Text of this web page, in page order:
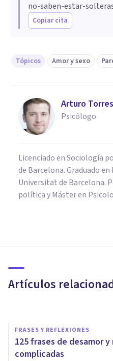
no-saben-estar-
Copiar cita
Tópicos Amor y sexo
Arturo Torres
Psicólogo
Licenciado en Sociología
de Barcelona. Graduado
Universitat de Barcelona.
política y Máster en
Artículos
nuestra pareja?
FRASES Y REFLEXIONES
125 frases de desamor
complicadas